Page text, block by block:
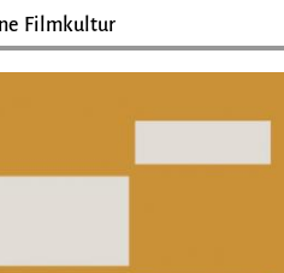
Filmkultur